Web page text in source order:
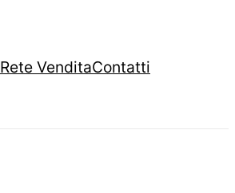
Rete VenditaContatti